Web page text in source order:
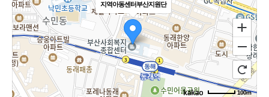
지역아동센터부산지원단
100m